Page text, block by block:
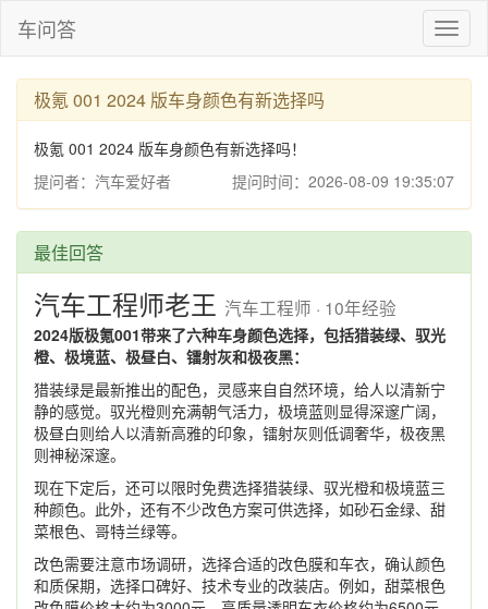
车问答
极氪 001 2024 版车身颜色有新选择吗
极氪 001 2024 版车身颜色有新选择吗！
提问者：汽车爱好者
提问时间：2026-08-09 19:35:07
最佳回答
汽车工程师老王 汽车工程师 · 10年经验
2024版极氪001带来了六种车身颜色选择，包括猎装绿、驭光
橙、极境蓝、极昼白、镭射灰和极夜黑：
猎装绿是最新推出的配色，灵感来自自然环境，给人以清新宁
静的感觉。驭光橙则充满朝气活力，极境蓝则显得深邃广阔，
极昼白则给人以清新高雅的印象，镭射灰则低调奢华，极夜黑
则神秘深邃。
现在下定后，还可以限时免费选择猎装绿、驭光橙和极境蓝三
种颜色。此外，还有不少改色方案可供选择，如砂石金绿、甜
菜根色、哥特兰绿等。
改色需要注意市场调研，选择合适的改色膜和车衣，确认颜色
和质保期，选择口碑好、技术专业的改装店。例如，甜菜根色